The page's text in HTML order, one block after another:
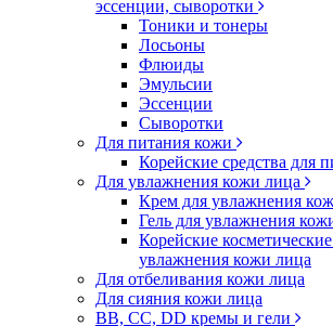
эссенции, сыворотки
Тоники и тонеры
Лосьоны
Флюиды
Эмульсии
Эссенции
Сыворотки
Для питания кожи
Корейские средства для
Для увлажнения кожи лица
Крем для увлажнения
Гель для увлажнения
Корейские
увлажнения кожи лица
Для отбеливания кожи лица
Для сияния кожи лица
BB, CC, DD кремы и гели